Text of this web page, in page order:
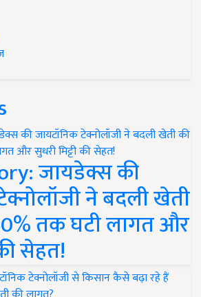
जायडेक्स की
ने बदली खेती
तक घटी लागत और
सेहत!